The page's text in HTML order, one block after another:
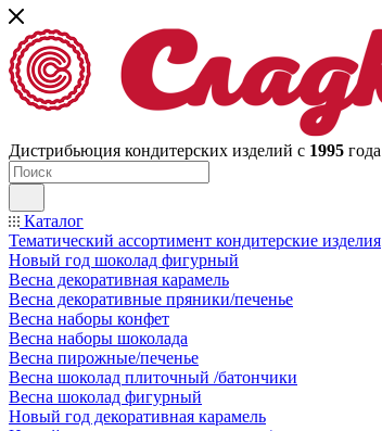
Дистрибьюция кондитерских изделий с 1995 года
Каталог
Тематический ассортимент кондитерские изделия
Новый год шоколад фигурный
Весна декоративная карамель
Весна декоративные пряники/печенье
Весна наборы конфет
Весна наборы шоколада
Весна пирожные/печенье
Весна шоколад плиточный /батончики
Весна шоколад фигурный
Новый год декоративная карамель